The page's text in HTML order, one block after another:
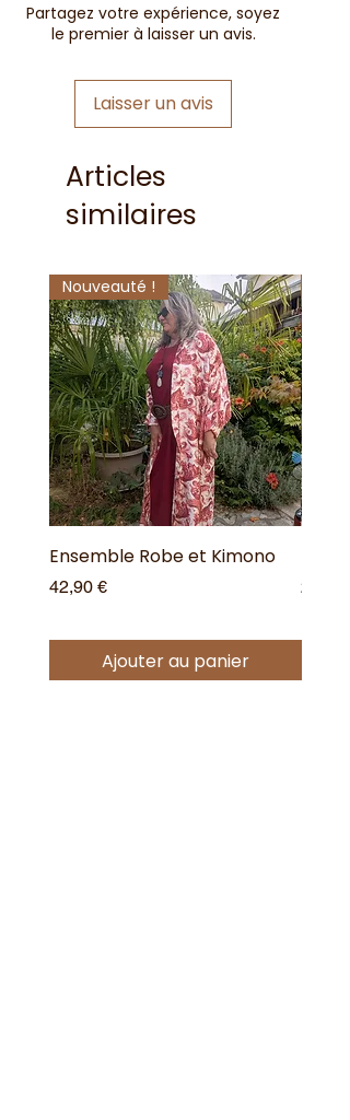
Partagez votre expérience, soyez
le premier à laisser un avis.
Laisser un avis
Articles
similaires
Nouveauté !
Ensemble Robe et Kimono
Prix
42,90 €
Ajouter au panier
Prix
24,00 €